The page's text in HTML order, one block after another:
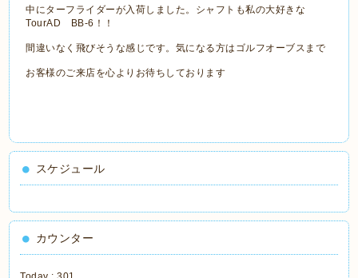
中にターフライダーが入荷しました。シャフトも私の大好きな
TourAD BB-6！！
間違いなく飛びそうな感じです。気になる方はゴルフオーブスまで
お客様のご来店を心よりお待ちしております
スケジュール
カウンター